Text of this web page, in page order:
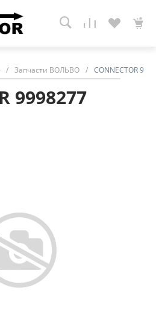
/ Запчасти ВОЛЬВО / CONNECTOR
9998277